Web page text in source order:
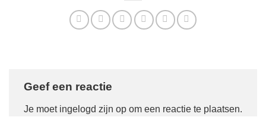
Geef een reactie
Je moet ingelogd zijn op om een reactie te plaatsen.